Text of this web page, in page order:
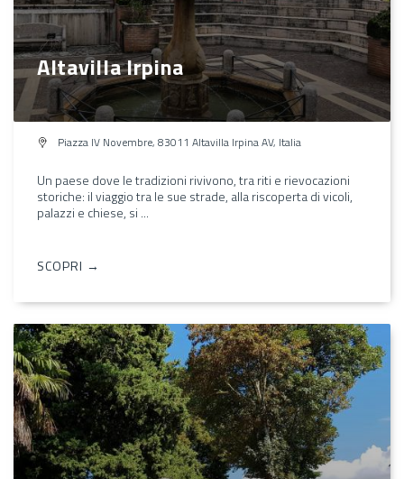
Altavilla Irpina
Piazza IV Novembre, 83011 Altavilla Irpina AV, Italia
Un paese dove le tradizioni rivivono, tra riti e rievocazioni
storiche: il viaggio tra le sue strade, alla riscoperta di vicoli,
palazzi e chiese, si ...
SCOPRI →